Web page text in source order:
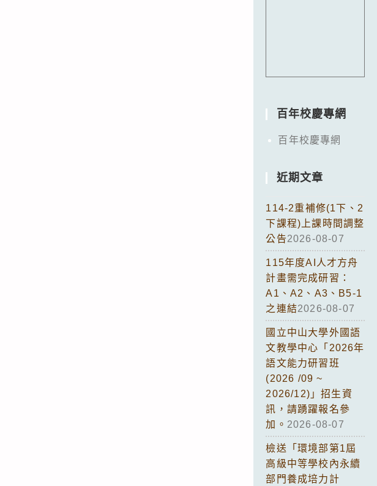
百年校慶專網
百年校慶專網
近期文章
114-2重補修(1下、2
下課程)上課時間調整
公告2026-08-07
115年度AI人才方舟
計畫需完成研習：
A1、A2、A3、B5-1
之連結2026-08-07
國立中山大學外國語
文教學中心「2026年
語文能力研習班
(2026 /09 ~
2026/12)」招生資
訊，請踴躍報名參
加。 2026-08-07
檢送「環境部第1屆
高級中等學校內永續
部門養成培力計